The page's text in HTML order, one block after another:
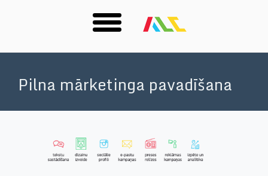
Pilna mārketinga pavadīšana